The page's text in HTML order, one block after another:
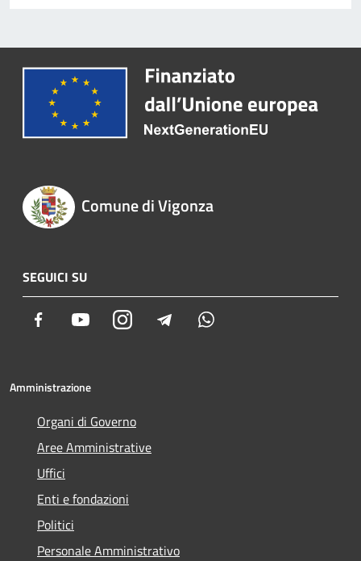
Comune di Vigonza
SEGUICI SU
Facebook YoutubeInstagram Telegram
Amministrazione
Organi di Governo
Aree Amministrative
Uffici
Enti e fondazioni
Politici
Personale Amministrativo